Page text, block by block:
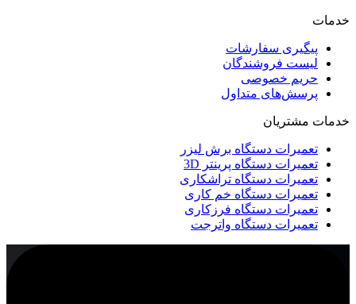
خدمات
پیگیری سفارشات
لیست فروشندگان
حریم خصوصی
پرسش‌های متداول
خدمات مشتریان
تعمیرات دستگاه برش لیزر
تعمیرات دستگاه پرینتر 3D
تعمیرات دستگاه تراشکاری
تعمیرات دستگاه خم کاری
تعمیرات دستگاه فرزکاری
تعمیرات دستگاه واترجت